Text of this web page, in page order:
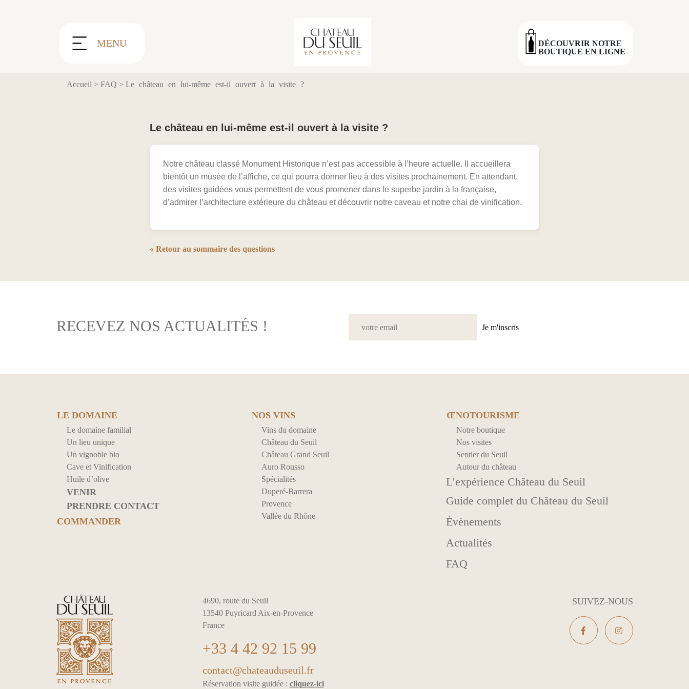
MENU
DÉCOUVRIR NOTRE
BOUTIQUE EN LIGNE
Accueil > FAQ > Le château en lui-même est-il ouvert à la visite ?
Le château en lui-même est-il ouvert à la visite ?
Notre château classé Monument Historique n’est pas accessible à l’heure actuelle. Il accueillera
bientôt un musée de l’affiche, ce qui pourra donner lieu à des visites prochainement. En attendant,
des visites guidées vous permettent de vous promener dans le superbe jardin à la française,
d’admirer l’architecture extérieure du château et découvrir notre caveau et notre chai de vinification.
« Retour au sommaire des questions
RECEVEZ NOS ACTUALITÉS ! Je m'inscris
LE DOMAINE
Le domaine familial
Un lieu unique
Un vignoble bio
Cave et Vinification
Huile d’olive
VENIR
PRENDRE CONTACT
COMMANDER
NOS VINS
Vins du domaine
Château du Seuil
Château Grand Seuil
Auro Rousso
Spécialités
Duperé-Barrera
Provence
Vallée du Rhône
ŒNOTOURISME
Notre boutique
Nos visites
Sentier du Seuil
Autour du château
L’expérience Château du Seuil
Guide complet du Château du Seuil
Évènements
Actualités
FAQ
4690, route du Seuil
13540 Puyricard Aix-en-Provence
France
+33 4 42 92 15 99
contact@chateauduseuil.fr
Réservation visite guidée : cliquez-ici
SUIVEZ-NOUS